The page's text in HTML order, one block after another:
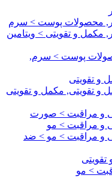
محصولات پوست > سرم
و تقویتی > ویتامین
پوست > سرم,
و تقویتی
تقویتی, مکمل و تقویتی
و مراقبت > صورت
و مراقبت > مو
و مراقبت > مو > ضد
> مو